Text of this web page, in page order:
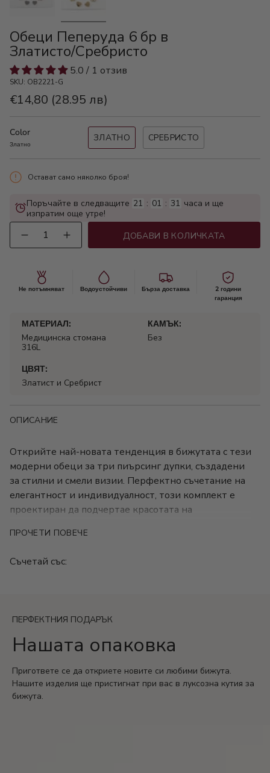
Обеци Пеперуда 6 бр в
Златисто/Сребристо
5.0 / 1 отзив
SKU: OB2221-G
€14,80 (28.95 лв)
Color
Златно
ЗЛАТНО СРЕБРИСТО
Остават само няколко броя!
Поръчайте в следващите 21 : 01 : 31 часа и ще
изпратим още утре!
Количество
ДОБАВИ В КОЛИЧКАТА
Не потъмняват Водоустойчиви Бърза доставка
2 години
гаранция
МАТЕРИАЛ:
Медицинска стомана
316L
КАМЪК:
Без
ЦВЯТ:
Златист и Сребрист
ОПИСАНИЕ
Открийте най-новата тенденция в бижутата с тези
модерни обеци за три пиърсинг дупки, създадени
за стилни и смели визии. Перфектно съчетание на
елегантност и индивидуалност, този комплект е
проектиран да подчертае красотата на
завършен вид
Материал: Медицинска стомана 316L
подходяща за всеки, хипоалергенна и не променя
ПРОЧЕТИ ПОВЕЧЕ
Съчетай със:
ПЕРФЕКТНИЯ ПОДАРЪК
Нашата опаковка
Пригответе се да откриете новите си любими бижута.
Нашите изделия ще пристигнат при вас в луксозна кутия за
бижута.